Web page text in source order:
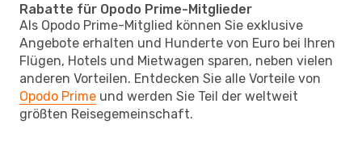
Rabatte für Opodo Prime-Mitglieder
Als Opodo Prime-Mitglied können Sie exklusive
Angebote erhalten und Hunderte von Euro bei Ihren
Flügen, Hotels und Mietwagen sparen, neben vielen
anderen Vorteilen. Entdecken Sie alle Vorteile von
Opodo Prime und werden Sie Teil der weltweit
größten Reisegemeinschaft.